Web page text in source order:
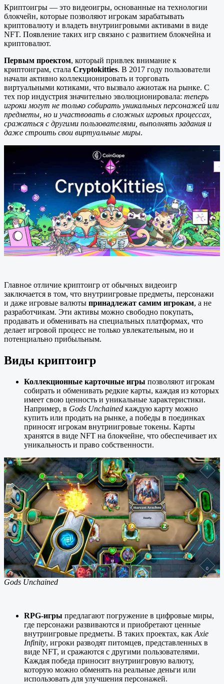
Криптоигры — это видеоигры, основанные на технологии
блокчейн, которые позволяют игрокам зарабатывать
криптовалюту и владеть внутриигровыми активами в виде
NFT. Появление таких игр связано с развитием блокчейна и
криптовалют.
Первым проектом, который привлек внимание к
криптоиграм, стала Cryptokitties. В 2017 году пользователи
начали активно коллекционировать и торговать
виртуальными котиками, что вызвало ажиотаж на рынке. С
тех пор индустрия значительно эволюционировала: теперь
игроки могут не только собирать уникальных персонажей или
предметы, но и участвовать в сложных игровых процессах,
сражаться с другими пользователями, выполнять задания и
даже строить свои виртуальные миры.
Главное отличие криптоигр от обычных видеоигр
заключается в том, что внутриигровые предметы, персонажи
и даже игровые валюты принадлежат самим игрокам, а не
разработчикам. Эти активы можно свободно покупать,
продавать и обменивать на специальных платформах, что
делает игровой процесс не только увлекательным, но и
потенциально прибыльным.
Виды криптоигр
Коллекционные карточные игры позволяют игрокам
собирать и обменивать редкие карты, каждая из которых
имеет свою ценность и уникальные характеристики.
Например, в Gods Unchained каждую карту можно
купить или продать на рынке, а победы в поединках
приносят игрокам внутриигровые токены. Карты
хранятся в виде NFT на блокчейне, что обеспечивает их
уникальность и право собственности.
Gods Unchained
RPG-игры предлагают погружение в цифровые миры,
где персонажи развиваются и приобретают ценные
внутриигровые предметы. В таких проектах, как Axie
Infinity, игроки разводят питомцев, представленных в
виде NFT, и сражаются с другими пользователями.
Каждая победа приносит внутриигровую валюту,
которую можно обменять на реальные деньги или
использовать для улучшения персонажей.